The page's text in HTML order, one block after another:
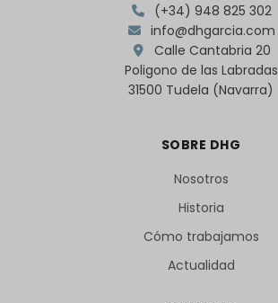
(+34) 948 825 302
info@dhgarcia.com
Calle Cantabria 20
Poligono de las Labradas
31500 Tudela (Navarra)
SOBRE DHG
Nosotros
Historia
Cómo trabajamos
Actualidad